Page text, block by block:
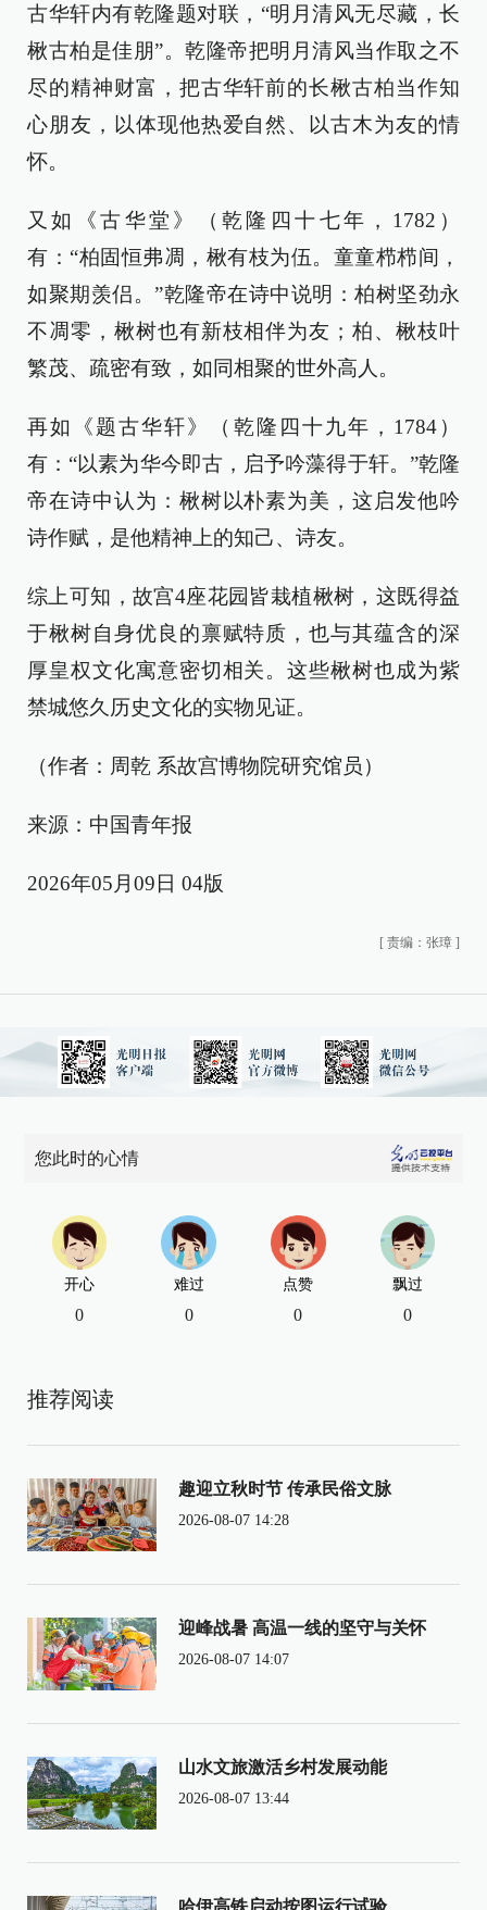
古华轩内有乾隆题对联，“明月清风无尽藏，长
楸古柏是佳朋”。乾隆帝把明月清风当作取之不
尽的精神财富，把古华轩前的长楸古柏当作知
心朋友，以体现他热爱自然、以古木为友的情
怀。
又如《古华堂》（乾隆四十七年，1782）
有：“柏固恒弗凋，楸有枝为伍。童童栉栉间，
如聚期羡侣。”乾隆帝在诗中说明：柏树坚劲永
不凋零，楸树也有新枝相伴为友；柏、楸枝叶
繁茂、疏密有致，如同相聚的世外高人。
再如《题古华轩》（乾隆四十九年，1784）
有：“以素为华今即古，启予吟藻得于轩。”乾隆
帝在诗中认为：楸树以朴素为美，这启发他吟
诗作赋，是他精神上的知己、诗友。
综上可知，故宫4座花园皆栽植楸树，这既得益
于楸树自身优良的禀赋特质，也与其蕴含的深
厚皇权文化寓意密切相关。这些楸树也成为紫
禁城悠久历史文化的实物见证。
（作者：周乾 系故宫博物院研究馆员）
来源：中国青年报
2026年05月09日 04版
[ 责编：张璋 ]
您此时的心情
开心
0
难过
0
点赞
0
飘过
0
推荐阅读
趣迎立秋时节 传承民俗文脉
2026-08-07 14:28
迎峰战暑 高温一线的坚守与关怀
2026-08-07 14:07
山水文旅激活乡村发展动能
2026-08-07 13:44
哈伊高铁启动按图运行试验